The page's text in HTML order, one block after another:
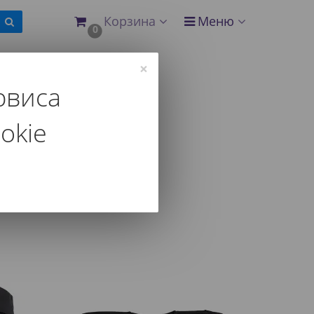
0 Корзина Меню
другим параметрам.
×